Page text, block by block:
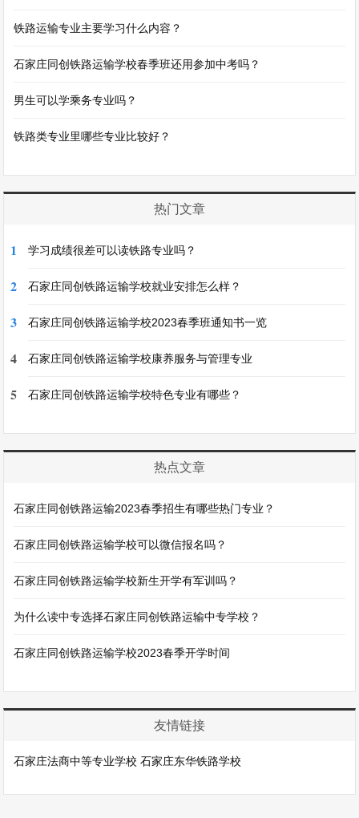
铁路运输专业主要学习什么内容？
石家庄同创铁路运输学校春季班还用参加中考吗？
男生可以学乘务专业吗？
铁路类专业里哪些专业比较好？
热门文章
1 学习成绩很差可以读铁路专业吗？
2 石家庄同创铁路运输学校就业安排怎么样？
3 石家庄同创铁路运输学校2023春季班通知书一览
4 石家庄同创铁路运输学校康养服务与管理专业
5 石家庄同创铁路运输学校特色专业有哪些？
热点文章
石家庄同创铁路运输2023春季招生有哪些热门专业？
石家庄同创铁路运输学校可以微信报名吗？
石家庄同创铁路运输学校新生开学有军训吗？
为什么读中专选择石家庄同创铁路运输中专学校？
石家庄同创铁路运输学校2023春季开学时间
友情链接
石家庄法商中等专业学校 石家庄东华铁路学校